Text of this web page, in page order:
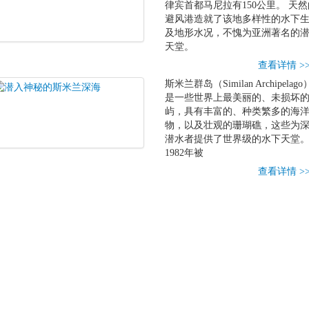
律宾首都马尼拉有150公里。 天
避风港造就了该地多样性的水下
及地形水况，不愧为亚洲著名的
天堂。
查看详情
斯米兰群岛（Similan Archipelago
是一些世界上最美丽的、未损坏
屿，具有丰富的、种类繁多的海
物，以及壮观的珊瑚礁，这些为
潜水者提供了世界级的水下天堂。
1982年被
查看详情